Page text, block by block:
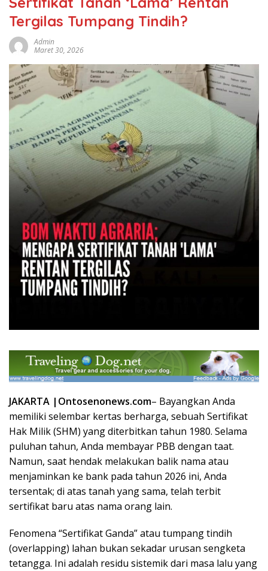
Tergilas Tumpang Tindih?
Admin
Maret 30, 2026
JAKARTA |Ontosenonews.com– Bayangkan Anda
memiliki selembar kertas berharga, sebuah Sertifikat
Hak Milik (SHM) yang diterbitkan tahun 1980. Selama
puluhan tahun, Anda membayar PBB dengan taat.
Namun, saat hendak melakukan balik nama atau
menjaminkan ke bank pada tahun 2026 ini, Anda
tersentak; di atas tanah yang sama, telah terbit
sertifikat baru atas nama orang lain.
Fenomena “Sertifikat Ganda” atau tumpang tindih
(overlapping) lahan bukan sekadar urusan sengketa
tetangga. Ini adalah residu sistemik dari masa lalu yang